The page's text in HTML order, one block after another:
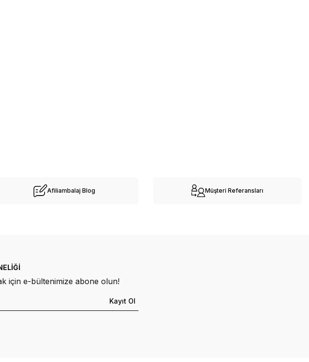
Afiliambalaj Blog Müşteri Referansları
için e-bültenimize abone olun!
Kayıt Ol